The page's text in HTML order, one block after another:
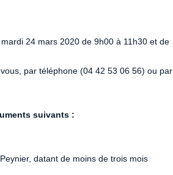
24 mars 2020 de 9h00 à 11h30 et de
par téléphone (04 42 53 06 56) ou par
suivants :
datant de moins de trois mois